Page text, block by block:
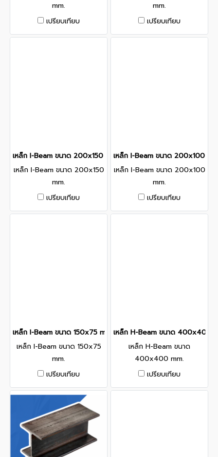
mm.
เปรียบเทียบ
mm.
เปรียบเทียบ
เหล็ก I-Beam ขนาด 200x150 mm.
เหล็ก I-Beam ขนาด 200x150
mm.
เปรียบเทียบ
เหล็ก I-Beam ขนาด 200x100
เหล็ก I-Beam ขนาด 200x100
mm.
เปรียบเทียบ
เหล็ก I-Beam ขนาด 150x75 mm.
เหล็ก I-Beam ขนาด 150x75
mm.
เปรียบเทียบ
เหล็ก H-Beam ขนาด 400x400
เหล็ก H-Beam ขนาด
400x400 mm.
เปรียบเทียบ